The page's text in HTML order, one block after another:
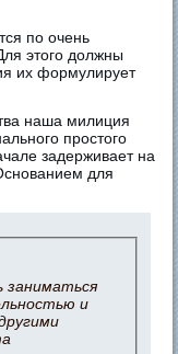
по очень
этого должны
их формулирует
наша милиция
простого
задерживает на
для
заниматься
и